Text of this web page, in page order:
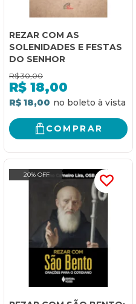
REZAR COM AS
SOLENIDADES E FESTAS
DO SENHOR
R$ 30,00
R$ 18,00
R$ 18,00
COMPRAR
20% OFF